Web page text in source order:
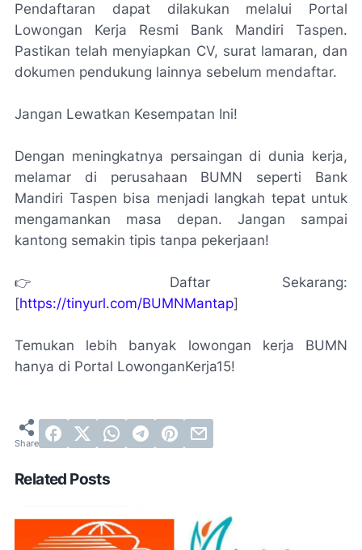
Pendaftaran dapat dilakukan melalui Portal
Lowongan Kerja Resmi Bank Mandiri Taspen.
Pastikan telah menyiapkan CV, surat lamaran, dan
dokumen pendukung lainnya sebelum mendaftar.
Jangan Lewatkan Kesempatan Ini!
Dengan meningkatnya persaingan di dunia kerja,
melamar di perusahaan BUMN seperti Bank
Mandiri Taspen bisa menjadi langkah tepat untuk
mengamankan masa depan. Jangan sampai
kantong semakin tipis tanpa pekerjaan!
👉 Daftar Sekarang:
[https://tinyurl.com/BUMNMantap]
Temukan lebih banyak lowongan kerja BUMN
hanya di Portal LowonganKerja15!
Related Posts